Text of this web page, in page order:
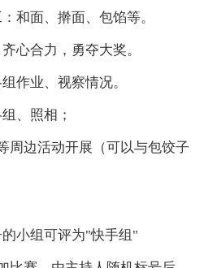
和面、擀面、包馅等。
心合力，勇夺大奖。
作业、视察情况。
、照相；
周边活动开展（可以与包饺子
小组可评为"快手组"